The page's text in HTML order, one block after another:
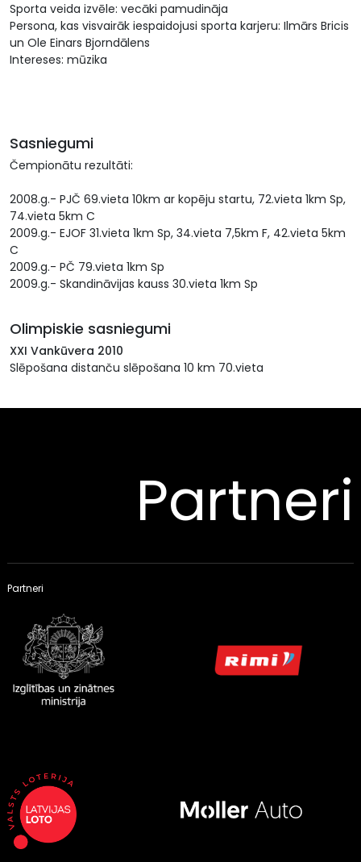
Sporta veida izvēle: vecāki pamudināja
Persona, kas visvairāk iespaidojusi sporta karjeru: Ilmārs Bricis
un Ole Einars Bjorndālens
Intereses: mūzika
Sasniegumi
Čempionātu rezultāti:
2008.g.- PJČ 69.vieta 10km ar kopēju startu, 72.vieta 1km Sp,
74.vieta 5km C
2009.g.- EJOF 31.vieta 1km Sp, 34.vieta 7,5km F, 42.vieta 5km
C
2009.g.- PČ 79.vieta 1km Sp
2009.g.- Skandināvijas kauss 30.vieta 1km Sp
Olimpiskie sasniegumi
XXI Vankūvera 2010
Slēpošana distanču slēpošana 10 km 70.vieta
Partneri
Partneri